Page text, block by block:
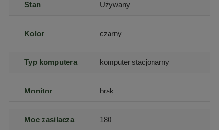
Stan Używany
Kolor czarny
Typ komputera komputer stacjonarny
Monitor brak
Moc zasilacza 180